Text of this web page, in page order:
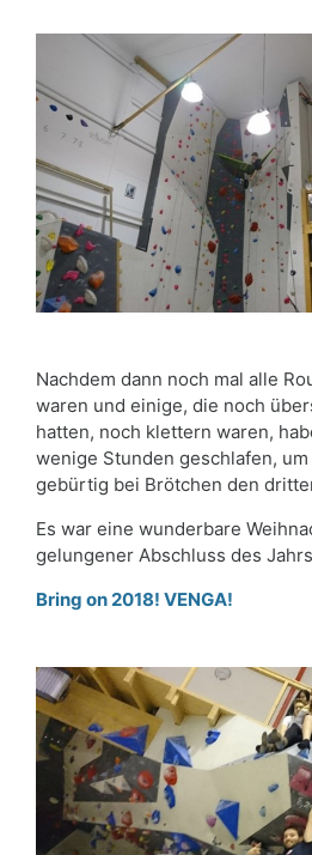
Nachdem dann noch mal alle
waren und einige, die noch
hatten, noch klettern waren,
wenige Stunden geschlafen,
gebürtig bei Brötchen den
Es war eine wunderbare
gelungener Abschluss des
Bring on 2018! VENGA!